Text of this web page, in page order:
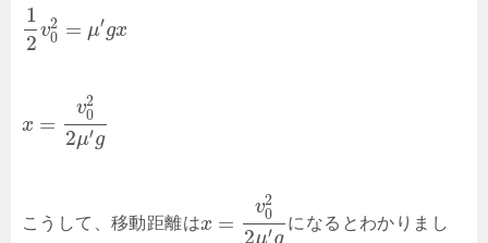
1
2
v2
0 = μ′gx
x =
v2
0
2μ′g
こうして、移動距離はx =
v2
0
2μ′g
になるとわかりまし